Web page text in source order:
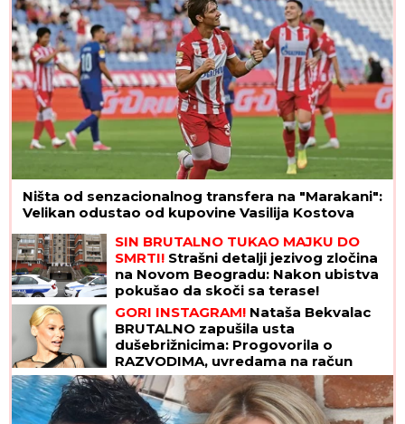
Ništa od senzacionalnog transfera na "Marakani":
Velikan odustao od kupovine Vasilija Kostova
SIN BRUTALNO TUKAO MAJKU DO
SMRTI! Strašni detalji jezivog zločina
na Novom Beogradu: Nakon ubistva
pokušao da skoči sa terase!
GORI INSTAGRAM! Nataša Bekvalac
BRUTALNO zapušila usta
dušebrižnicima: Progovorila o
RAZVODIMA, uvredama na račun
izgleda, pa otkrila ŠOK DETALJE